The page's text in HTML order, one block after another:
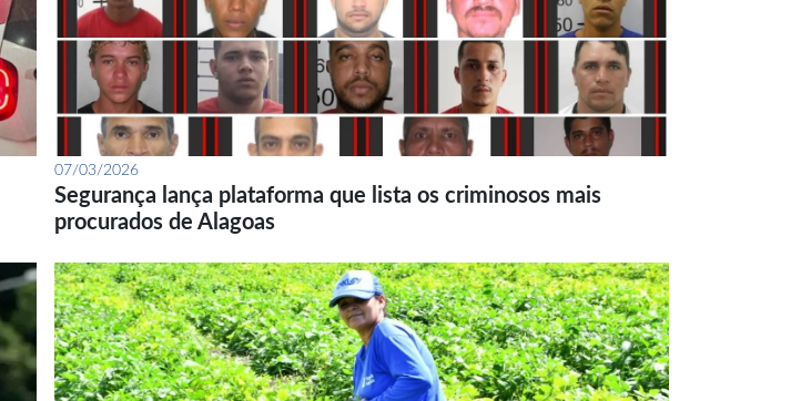
07/03/2026
Segurança lança plataforma que lista os criminosos mais
procurados de Alagoas